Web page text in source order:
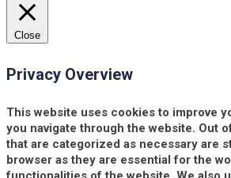
Close
Privacy Overview
This website uses cookies to improve
you navigate through the website. Out
that are categorized as necessary are
browser as they are essential for the